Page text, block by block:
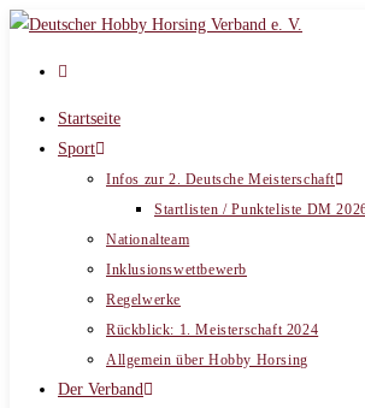
Zum
Startseite
Sport
Infos zur 2. Deutsche Meisterschaft
Startlisten / Punkteliste DM
Nationalteam
Inklusionswettbewerb
Regelwerke
Rückblick: 1. Meisterschaft 2024
Allgemein über Hobby Horsing
Der Verband